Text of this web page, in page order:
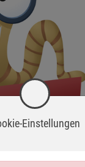
Einstellungen